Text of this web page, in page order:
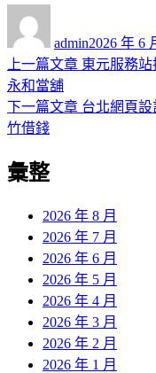
admin佈
日
2026 年 6
文
章
導
覽
上一篇文章 上
篇
東元服務
永和當舖
下一篇文章 下
台北網頁
竹借錢
彙整
2026 年 8 月
2026 年 7 月
2026 年 6 月
2026 年 5 月
2026 年 4 月
2026 年 3 月
2026 年 2 月
2026 年 1 月